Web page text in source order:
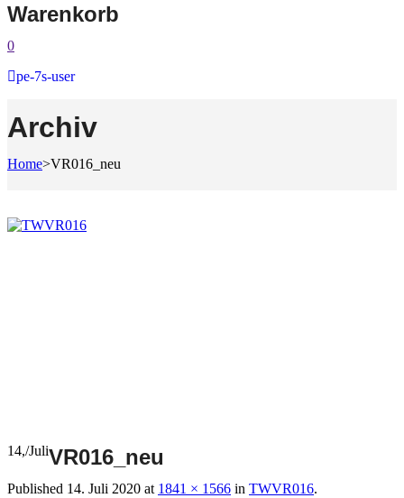
Warenkorb
0
pe-7s-user
Archiv
Home>VR016_neu
14,/JuliVR016_neu
Published 14. Juli 2020 at 1841 × 1566 in TWVR016.